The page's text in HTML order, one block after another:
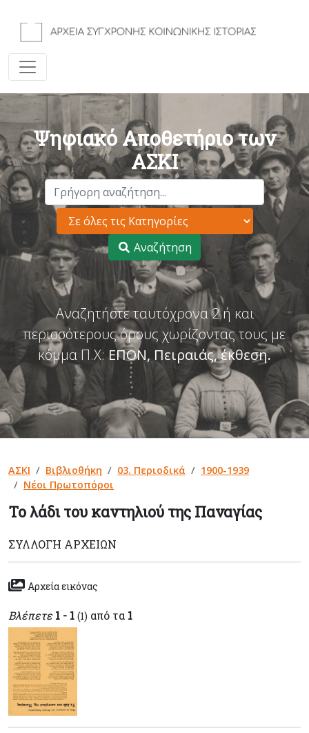
Ψηφιακό Αποθετήριο των
ΑΣΚΙ
Αναζήτηση
Αναζητήστε ταυτόχρονα 2 ή και
περισσότερους όρους χωρίζοντας τους με
κόμμα Π.Χ: ΕΠΟΝ, Πειραιάς, έκθεση.
ΑΣΚΙ Βιβλιοθήκη 03. Περιοδικά
1900-1939
Νέοι Πρωτοπόροι
Το λάδι του καντηλιού της Παναγίας
ΣΥΛΛΟΓΉ ΑΡΧΕΊΩΝ
Αρχεία εικόνας
Βλέπετε 1 - 1 (1) από τα 1